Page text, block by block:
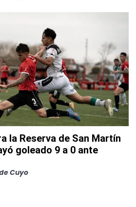
la Reserva de San Martín
goleado 9 a 0 ante
Cuyo